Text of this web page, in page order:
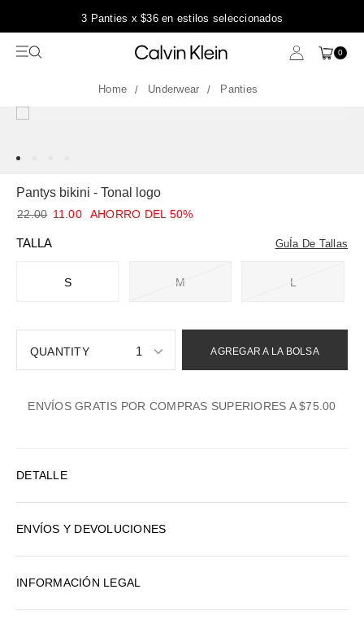
3 Panties x $36 en estilos seleccionados
0
Underwear Panties
Pantys bikini - Tonal logo
22.00 11.00 AHORRO DEL 50%
TALLA
S M L
GuÍa De Tallas
1
2
9
AGREGAR A LA BOLSA
ENVÍOS GRATIS POR COMPRAS SUPERIORES A $75.00
DETALLE
ENVÍOS Y DEVOLUCIONES
INFORMACIÓN LEGAL